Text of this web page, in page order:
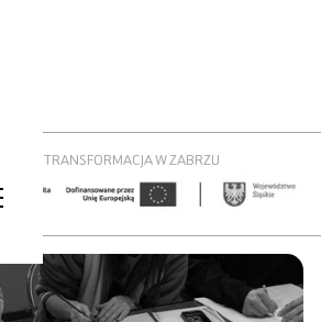
TRANSFORMACJA W ZABRZU